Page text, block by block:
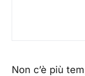
Non c’è più